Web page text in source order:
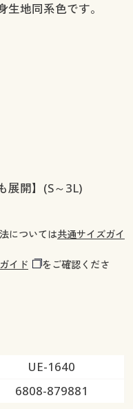
地同系色です。
展開】(S～3L)
については共通サイズガイ
イド
をご確認くださ
UE-1640
6808-879881